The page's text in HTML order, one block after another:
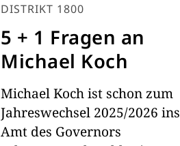
DISTRIKT 1800
5 + 1 Fragen an
Michael Koch
Michael Koch ist schon zum
Jahreswechsel 2025/2026 ins
Amt des Governors